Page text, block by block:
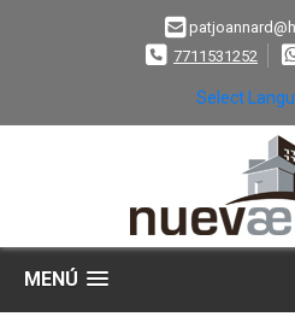
7711531252
Select
MENÚ